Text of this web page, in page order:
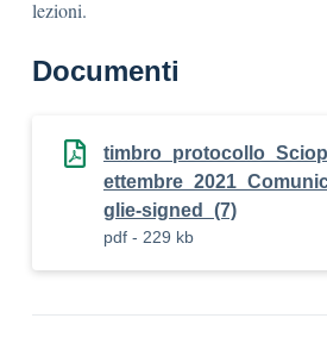
lezioni.
Documenti
glie-signed_(7)
pdf - 229 kb